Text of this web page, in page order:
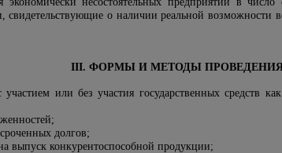
свидетельствующие о наличии реальной возможности
III. ФОРМЫ И МЕТОДЫ
или без участия государственных средств
долгов;
выпуск конкурентоспособной продукции;